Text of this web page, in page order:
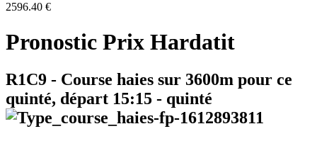
2596.40 €
Pronostic Prix Hardatit
R1C9 - Course haies sur 3600m pour ce
quinté, départ 15:15 - quinté